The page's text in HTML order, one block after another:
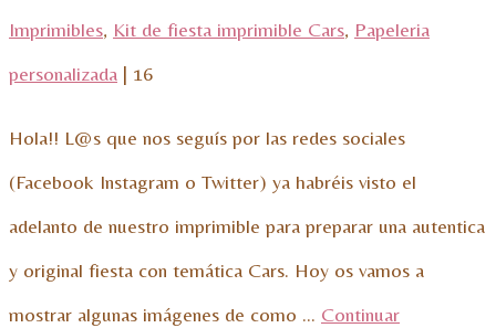
Imprimibles, Kit de fiesta imprimible Cars, Papeleria
personalizada | 16
Hola!! L@s que nos seguís por las redes sociales
(Facebook Instagram o Twitter) ya habréis visto el
adelanto de nuestro imprimible para preparar una autentica
y original fiesta con temática Cars. Hoy os vamos a
mostrar algunas imágenes de como … Continuar